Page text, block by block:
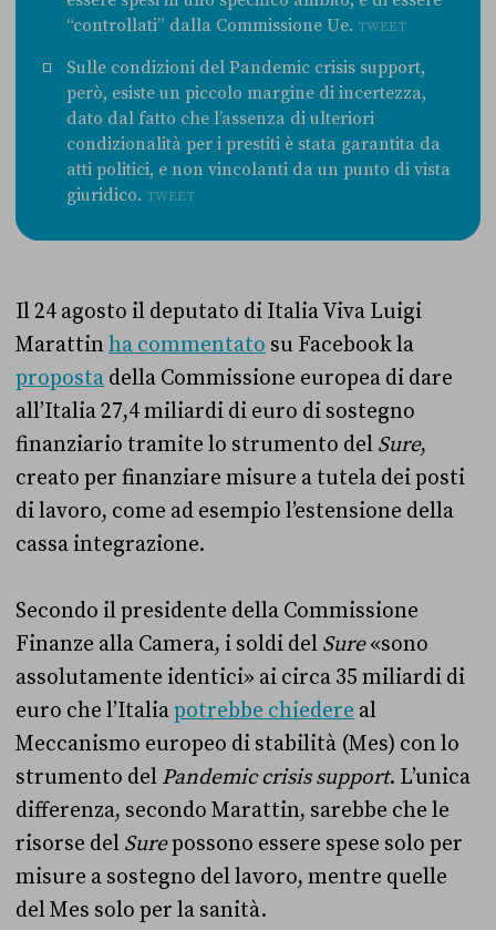
“controllati” dalla Commissione Ue. TWEET
Sulle condizioni del Pandemic crisis support,
però, esiste un piccolo margine di incertezza,
dato dal fatto che l’assenza di ulteriori
condizionalità per i prestiti è stata garantita da
atti politici, e non vincolanti da un punto di vista
giuridico. TWEET
Il 24 agosto il deputato di Italia Viva Luigi
Marattinha commentato su Facebook la
proposta della Commissione europea di dare
all’Italia 27,4 miliardi di euro di sostegno
finanziario tramite lo strumento del Sure,
creato per finanziare misure a tutela dei posti
di lavoro, come ad esempio l’estensione della
cassa integrazione.
Secondo il presidente della Commissione
Finanze alla Camera, i soldi del Sure«sono
assolutamente identici» ai circa 35 miliardi di
euro che l’Italiapotrebbe chiedere al
Meccanismo europeo di stabilità (Mes) con lo
strumento del Pandemic crisis support. L’unica
differenza, secondo Marattin, sarebbe che le
risorse del Surepossono essere spese solo per
misure a sostegno del lavoro, mentre quelle
del Mes solo per la sanità.